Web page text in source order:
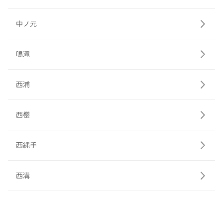
中ノ元
鳴滝
西浦
西櫻
西縄手
西溝